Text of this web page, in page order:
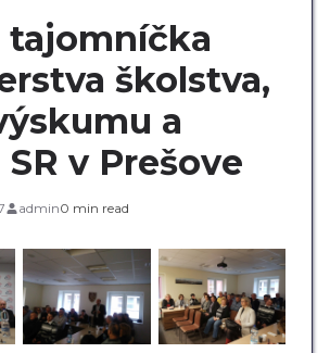
tajomníčka
školstva,
a
v Prešove
admin0 min read